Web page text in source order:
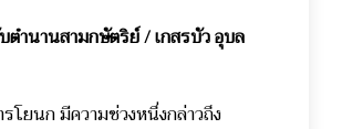
ตำนานสามกษัตริย์ / เกสรบัว อุบล
โยนก มีความช่วงหนึ่งกล่าวถึง